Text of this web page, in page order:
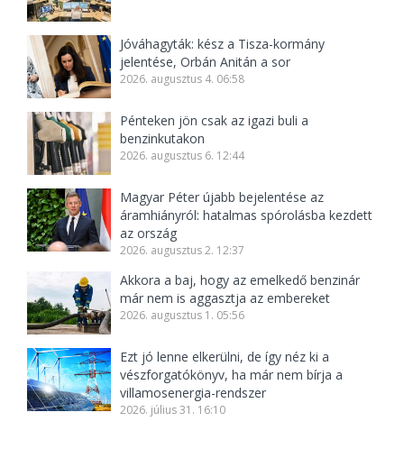
Jóváhagyták: kész a Tisza-kormány
jelentése, Orbán Anitán a sor
2026. augusztus 4. 06:58
Pénteken jön csak az igazi buli a
benzinkutakon
2026. augusztus 6. 12:44
Magyar Péter újabb bejelentése az
áramhiányról: hatalmas spórolásba kezdett
az ország
2026. augusztus 2. 12:37
Akkora a baj, hogy az emelkedő benzinár
már nem is aggasztja az embereket
2026. augusztus 1. 05:56
Ezt jó lenne elkerülni, de így néz ki a
vészforgatókönyv, ha már nem bírja a
villamosenergia-rendszer
2026. július 31. 16:10